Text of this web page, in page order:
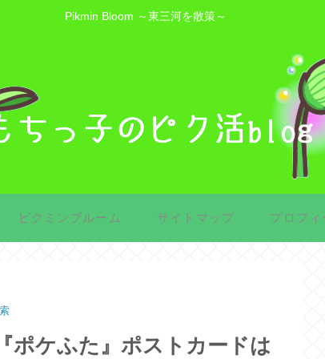
Pikmin Bloom ～東三河を散策～
ピクミンブルーム サイトマップ プロフィ
ポケふた』ポストカードは